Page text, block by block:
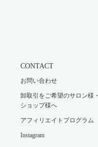
CONTACT
お問い合わせ
卸取引をご希望のサロン様・
ショップ様へ
アフィリエイトプログラム
Instagram